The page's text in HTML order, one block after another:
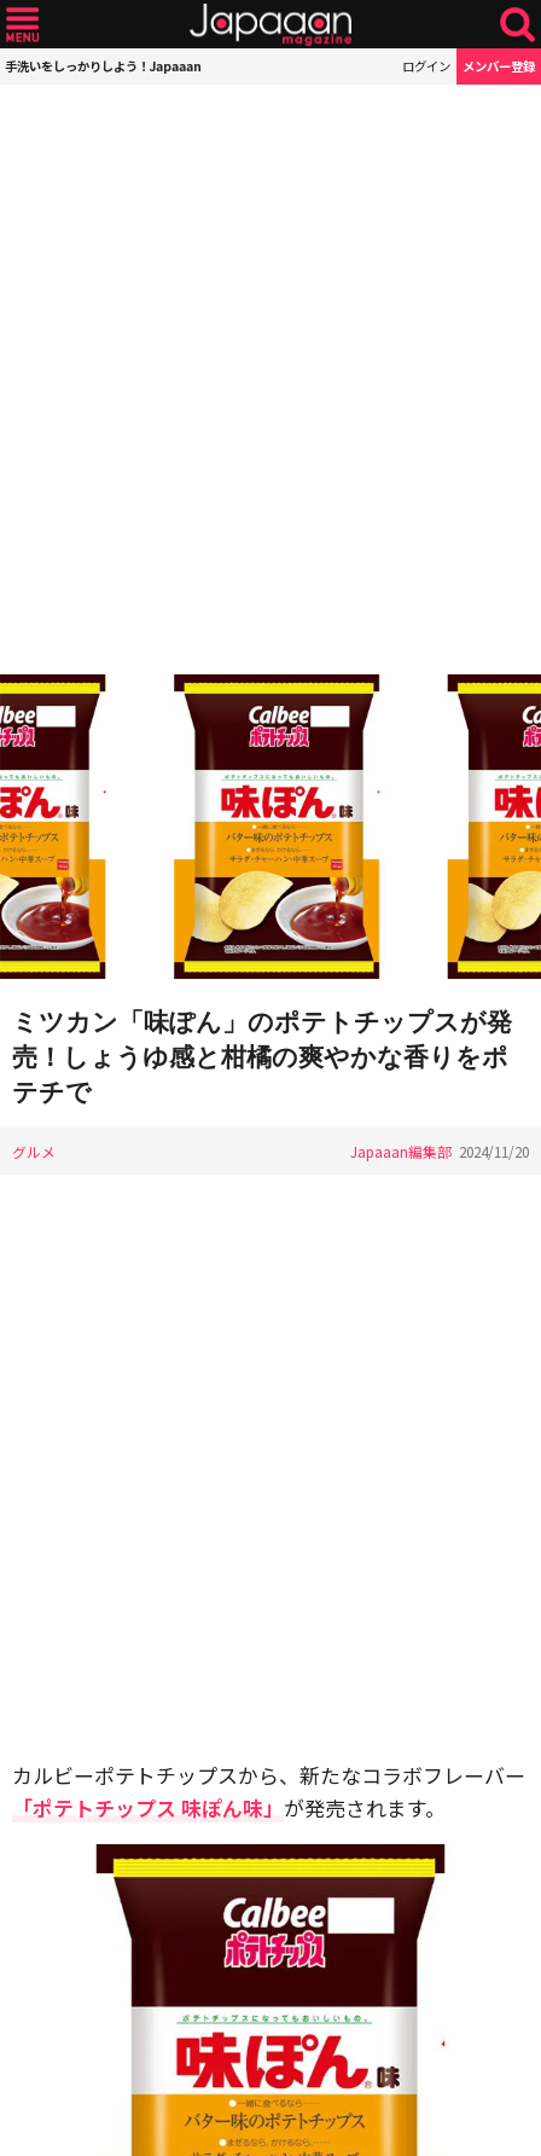
手洗いをしっかりしよう！Japaaan ログイン メンバー登録
ミツカン「味ぽん」のポテトチップスが発
売！しょうゆ感と柑橘の爽やかな香りをポ
テチで
グルメ Japaaan編集部 2024/11/20
カルビーポテトチップスから、新たなコラボフレーバー
「ポテトチップス 味ぽん味」 が発売されます。